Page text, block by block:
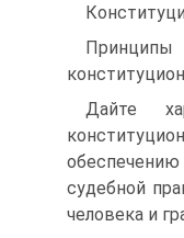
Принципы
Дайте
судебной
человека и